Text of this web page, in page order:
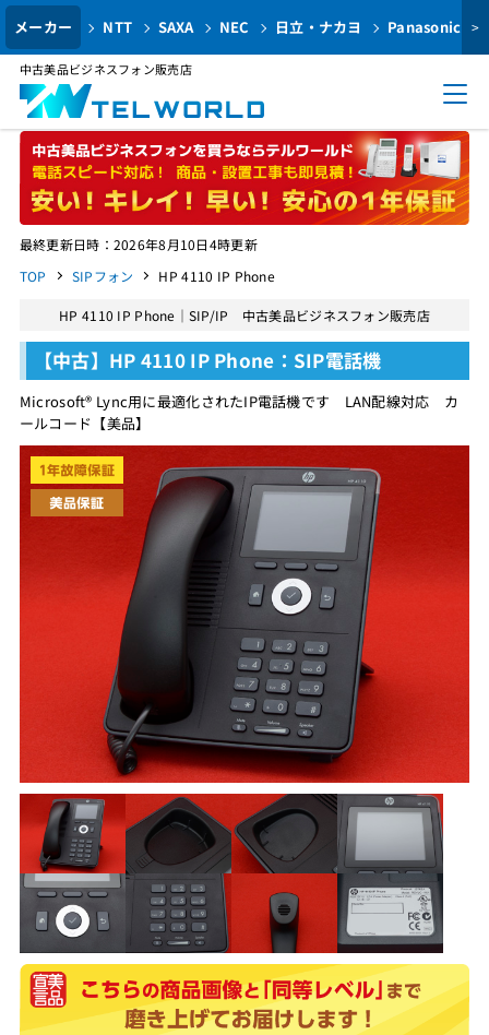
メーカー NTT SAXA NEC 日立・ナカヨ Panasonic >
中古美品ビジネスフォン販売店
最終更新日時：2026年8月10日4時更新
TOP
SIPフォン HP 4110 IP Phone
HP 4110 IP Phone｜SIP/IP 中古美品ビジネスフォン販売店
【中古】HP 4110 IP Phone：SIP電話機
Microsoft® Lync用に最適化されたIP電話機です LAN配線対応 カ
ールコード【美品】